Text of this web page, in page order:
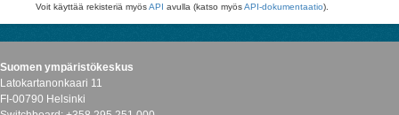
Voit käyttää rekisteriä myösAPI avulla (katso myösAPI-dokumentaatio).
Suomen ympäristökeskus
Latokartanonkaari 11
FI-00790 Helsinki